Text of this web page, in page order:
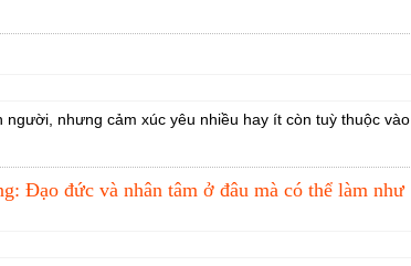
nhưng cảm xúc yêu nhiều hay ít còn tuỳ thuộc vào
Đạo đức và nhân tâm ở đâu mà có thể làm như